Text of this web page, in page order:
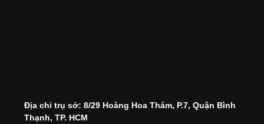
Địa chỉ trụ sở: 8/29 Hoàng Hoa Thám, P.7, Quận Bình
Thạnh, TP. HCM